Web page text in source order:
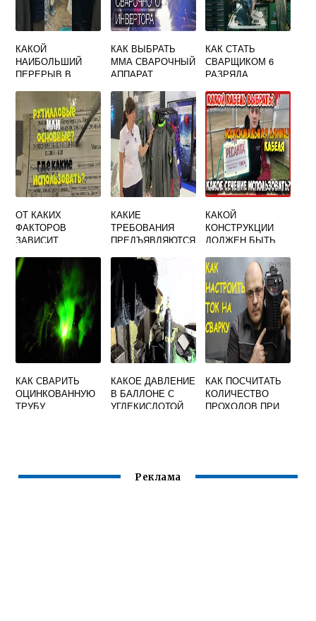
КАКОЙ
НАИБОЛЬШИЙ
ПЕРЕРЫВ В
ДОПУСКАЕТСЯ
ДЛЯ СВАРЩИКА
ПОЛИЭТИЛЕНОВ
ЫХ
ГАЗОПРОВОДОВ
ОТВЕТ НА ТЕСТ
КАК ВЫБРАТЬ
ММА СВАРОЧНЫЙ
АППАРАТ
КАК СТАТЬ
СВАРЩИКОМ 6
РАЗРЯДА
ОТ КАКИХ
ФАКТОРОВ
ЗАВИСИТ
НОСТЬ
ЭЛЕКТРИЧЕСКОЙ
СВАРКИ
ПЛАВЯЩИМСЯ
ЭЛЕКТРОДОМ
КАКИЕ
ТРЕБОВАНИЯ
ПРЕДЪЯВЛЯЮТСЯ
ОБУВИ
СВАРЩИКА
КАКОЙ
КОНСТРУКЦИИ
ДОЛЖЕН БЫТЬ
КАБЕЛЬ ДЛЯ
ПОДВОДА
СВАРОЧНОГО
ТОКА К
ЭЛЕКТРОДОДЕРЖ
АТЕЛЮ
КАК СВАРИТЬ
ОЦИНКОВАННУЮ
ТРУБУ
КАКОЕ ДАВЛЕНИЕ
В БАЛЛОНЕ С
УГЛЕКИСЛОТОЙ
КАК ПОСЧИТАТЬ
КОЛИЧЕСТВО
ПРОХОДОВ ПРИ
Реклама